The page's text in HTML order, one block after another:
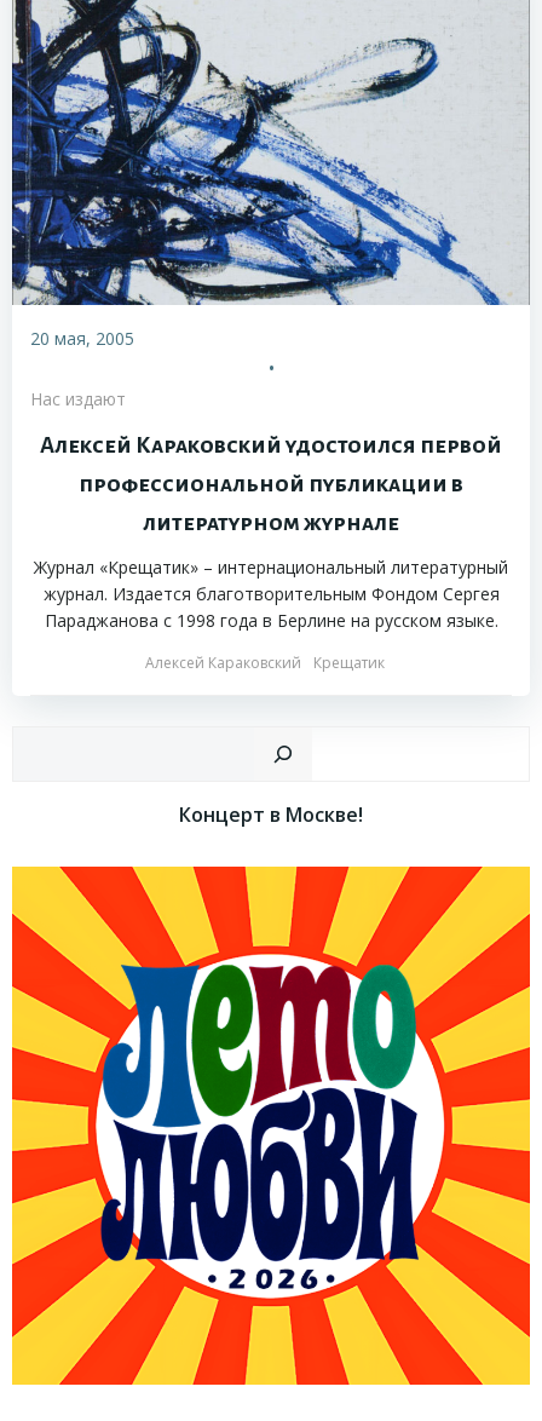
20 мая, 2005
•
Нас издают
Алексей Караковский удостоился первой
профессиональной публикации в
литературном журнале
Журнал «Крещатик» – интернациональный литературный
журнал. Издается благотворительным Фондом Сергея
Параджанова с 1998 года в Берлине на русском языке.
Алексей Караковский Крещатик
Концерт в Москве!